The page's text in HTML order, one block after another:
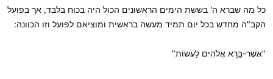
כל מה שברא ה' בששת הימים הראשונים הכול היה בכוח בלבד, אך בפועל
הקב"ה מחדש בכל יום תמיד מעשה בראשית ומוציאם לפועל וזו הכוונה:
"אֲשֶׁר-בָּרָא אֱלֹהִים לַעֲשׂוֹת"